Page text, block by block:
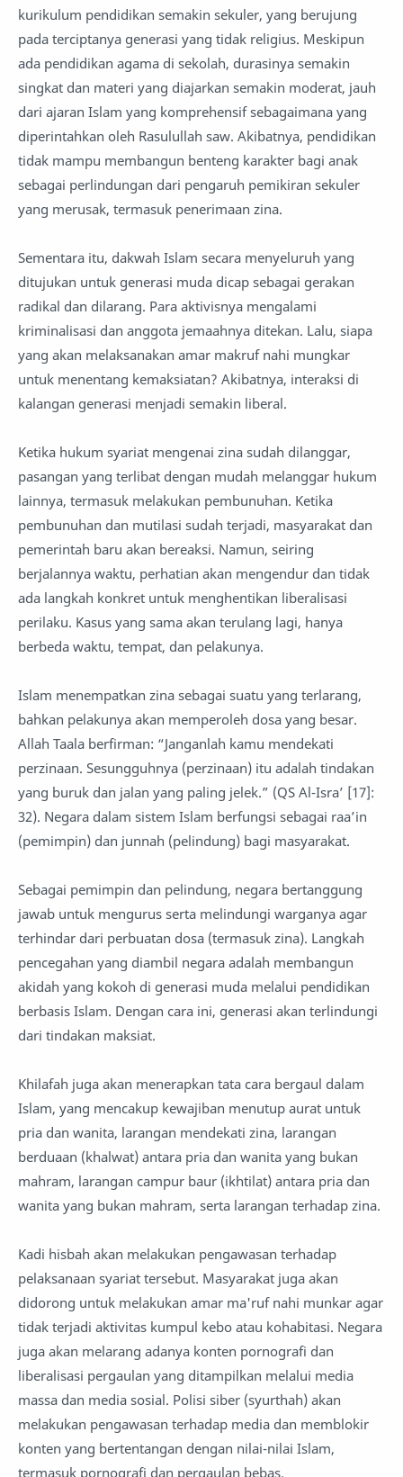
kurikulum pendidikan semakin sekuler, yang berujung
pada terciptanya generasi yang tidak religius. Meskipun
ada pendidikan agama di sekolah, durasinya semakin
singkat dan materi yang diajarkan semakin moderat, jauh
dari ajaran Islam yang komprehensif sebagaimana yang
diperintahkan oleh Rasulullah saw. Akibatnya, pendidikan
tidak mampu membangun benteng karakter bagi anak
sebagai perlindungan dari pengaruh pemikiran sekuler
yang merusak, termasuk penerimaan zina.
Sementara itu, dakwah Islam secara menyeluruh yang
ditujukan untuk generasi muda dicap sebagai gerakan
radikal dan dilarang. Para aktivisnya mengalami
kriminalisasi dan anggota jemaahnya ditekan. Lalu, siapa
yang akan melaksanakan amar makruf nahi mungkar
untuk menentang kemaksiatan? Akibatnya, interaksi di
kalangan generasi menjadi semakin liberal.
Ketika hukum syariat mengenai zina sudah dilanggar,
pasangan yang terlibat dengan mudah melanggar hukum
lainnya, termasuk melakukan pembunuhan. Ketika
pembunuhan dan mutilasi sudah terjadi, masyarakat dan
pemerintah baru akan bereaksi. Namun, seiring
berjalannya waktu, perhatian akan mengendur dan tidak
ada langkah konkret untuk menghentikan liberalisasi
perilaku. Kasus yang sama akan terulang lagi, hanya
berbeda waktu, tempat, dan pelakunya.
Islam menempatkan zina sebagai suatu yang terlarang,
bahkan pelakunya akan memperoleh dosa yang besar.
Allah Taala berfirman: “Janganlah kamu mendekati
perzinaan. Sesungguhnya (perzinaan) itu adalah tindakan
yang buruk dan jalan yang paling jelek.” (QS Al-Isra’ [17]:
32). Negara dalam sistem Islam berfungsi sebagai raa’in
(pemimpin) dan junnah (pelindung) bagi masyarakat.
Sebagai pemimpin dan pelindung, negara bertanggung
jawab untuk mengurus serta melindungi warganya agar
terhindar dari perbuatan dosa (termasuk zina). Langkah
pencegahan yang diambil negara adalah membangun
akidah yang kokoh di generasi muda melalui pendidikan
berbasis Islam. Dengan cara ini, generasi akan terlindungi
dari tindakan maksiat.
Khilafah juga akan menerapkan tata cara bergaul dalam
Islam, yang mencakup kewajiban menutup aurat untuk
pria dan wanita, larangan mendekati zina, larangan
berduaan (khalwat) antara pria dan wanita yang bukan
mahram, larangan campur baur (ikhtilat) antara pria dan
wanita yang bukan mahram, serta larangan terhadap zina.
Kadi hisbah akan melakukan pengawasan terhadap
pelaksanaan syariat tersebut. Masyarakat juga akan
didorong untuk melakukan amar ma'ruf nahi munkar agar
tidak terjadi aktivitas kumpul kebo atau kohabitasi. Negara
juga akan melarang adanya konten pornografi dan
liberalisasi pergaulan yang ditampilkan melalui media
massa dan media sosial. Polisi siber (syurthah) akan
melakukan pengawasan terhadap media dan memblokir
konten yang bertentangan dengan nilai-nilai Islam,
termasuk pornografi dan pergaulan bebas.